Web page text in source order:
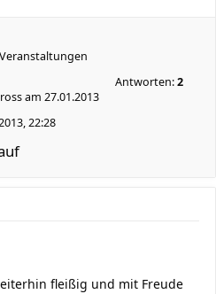
am 27.01.2013
Antworten:2
22:28
fleißig und mit Freude